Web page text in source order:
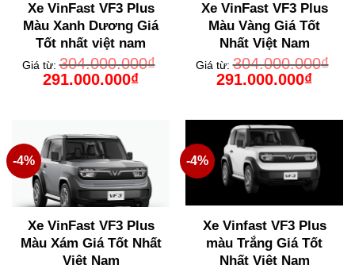
Xe VinFast VF3 Plus
Màu Xanh Dương Giá
Tốt nhất việt nam
Giá từ:304.000.000₫
Giá
gốc
291.000.000₫Giá
hiện
Xe VinFast VF3 Plus
Màu Vàng Giá Tốt
Nhất Việt Nam
Giá từ:304.000.000₫
Giá
gốc
291.000.000₫Giá
hiện
-4%
Xe VinFast VF3 Plus
Màu Xám Giá Tốt Nhất
Việt Nam
-4%
Xe Vinfast VF3 Plus
màu Trắng Giá Tốt
Nhất Việt Nam